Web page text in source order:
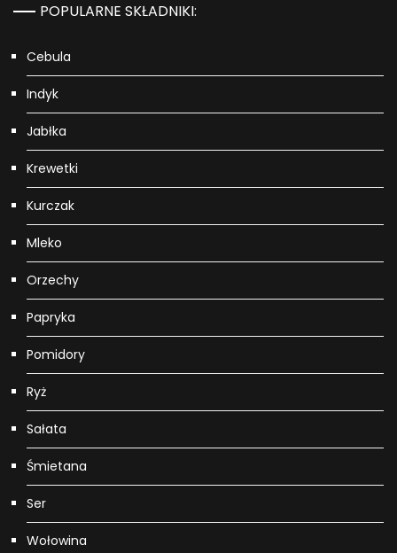
POPULARNE SKŁADNIKI:
Cebula
Indyk
Jabłka
Krewetki
Kurczak
Mleko
Orzechy
Papryka
Pomidory
Ryż
Sałata
Śmietana
Ser
Wołowina